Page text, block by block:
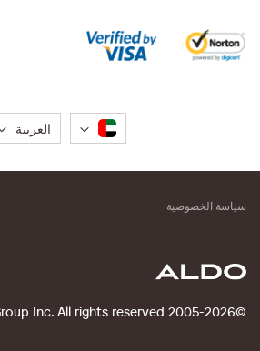
لغة
العربية
©2005-2026 The Aldo Group Inc. All rights reserved
سياسة الخصوصية